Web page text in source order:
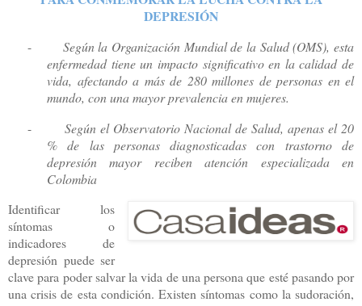
DEPRESIÓN
-
Según la Organización Mundial de la Salud (OMS), esta
enfermedad tiene un impacto significativo en la calidad de
vida, afectando a más de 280 millones de personas en el
mundo, con una mayor prevalencia en mujeres.
-
Según el Observatorio Nacional de Salud, apenas el 20
% de las personas diagnosticadas con trastorno de
depresión mayor reciben atención especializada en
Colombia
Identificar los
síntomas o
indicadores de
depresión puede ser
clave para poder salvar la vida de una persona que esté pasando por
una crisis de esta condición. Existen síntomas como la sudoración,